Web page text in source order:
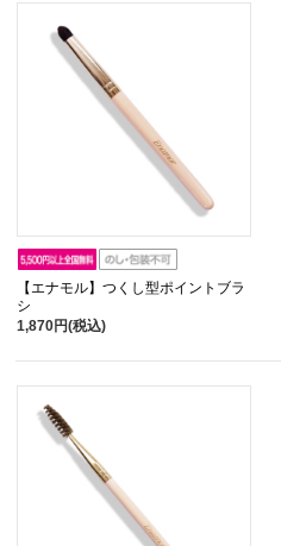
【エナモル】つくし型ポイントブラ
シ
1,870円(税込)